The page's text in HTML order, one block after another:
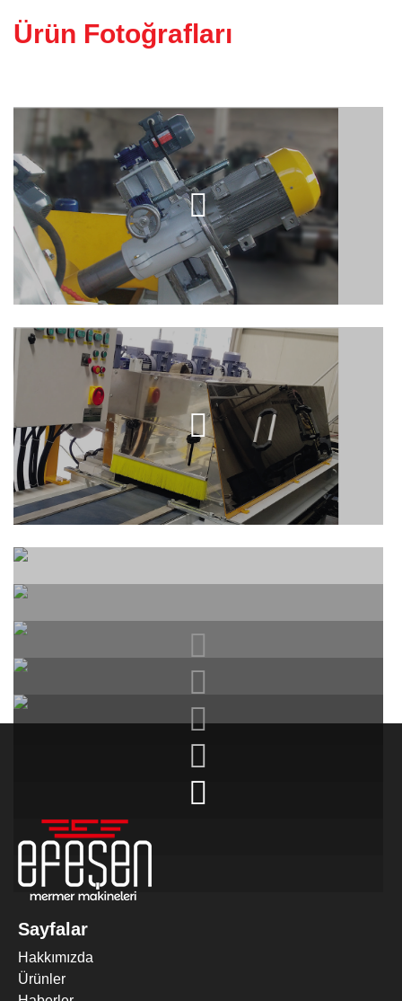
KALIBRE MAKINESI
2 KAFALI EBATLAMA MAKINESI
(Trimming)
Ürün Fotoğrafları
Sayfalar
Hakkımızda
Ürünler